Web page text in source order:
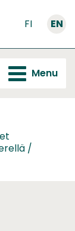
FI EN
Menu
/